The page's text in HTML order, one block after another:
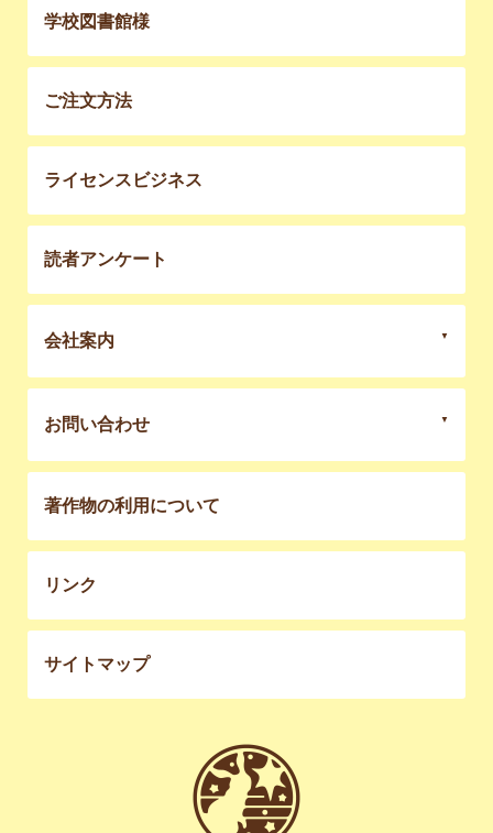
学校図書館様
ご注文方法
ライセンスビジネス
読者アンケート
会社案内
お問い合わせ
著作物の利用について
リンク
サイトマップ